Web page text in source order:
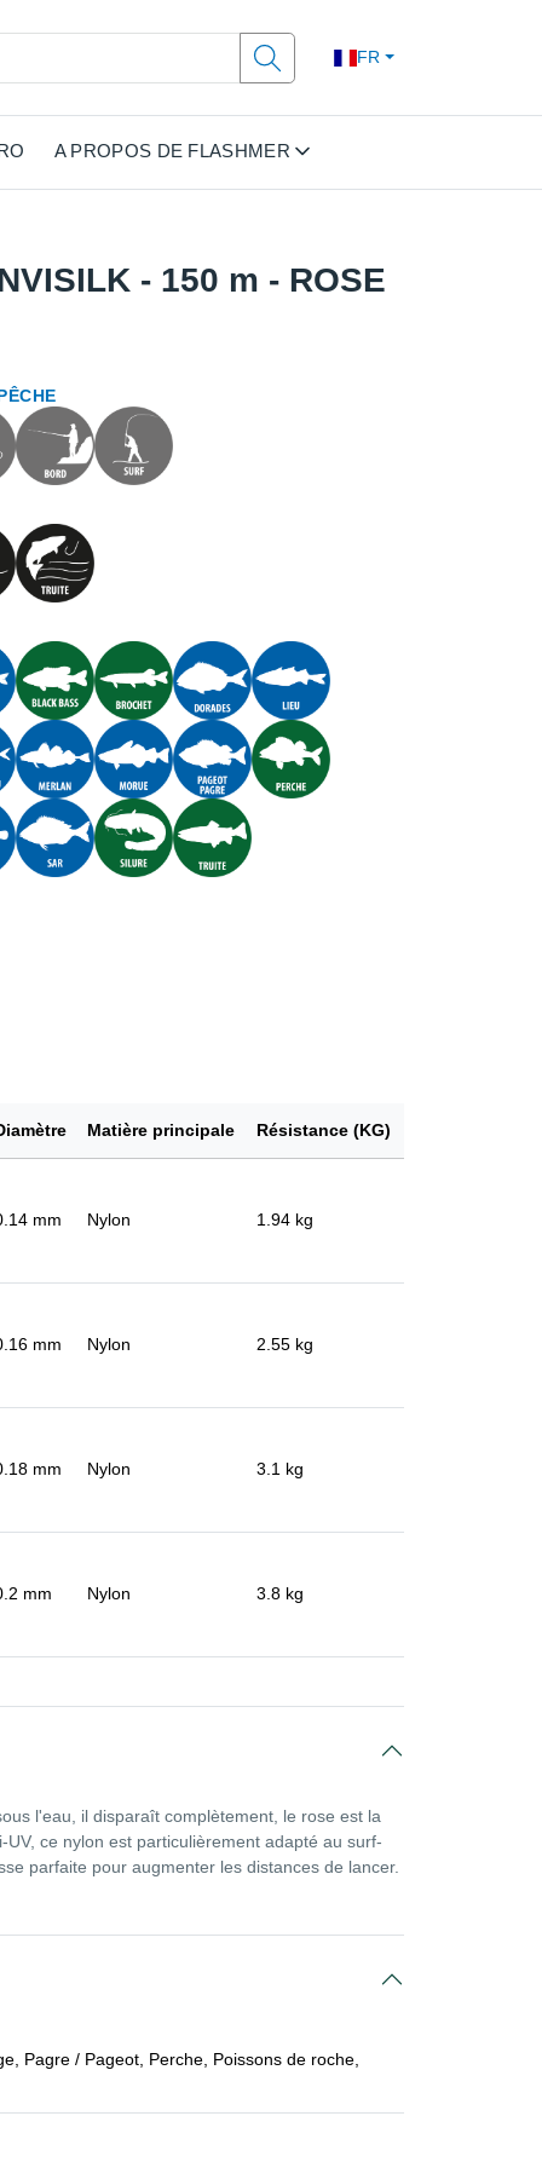
FR
A PROPOS DE FLASHMER
- 150 m - ROSE
Matière principale Résistance (KG)
mm Nylon 1.94 kg
mm Nylon 2.55 kg
mm Nylon 3.1 kg
mm Nylon 3.8 kg
l'eau, il disparaît complètement, le rose est la
ce nylon est particulièrement adapté au surf-
parfaite pour augmenter les distances de lancer.
Pagre / Pageot, Perche, Poissons de roche,